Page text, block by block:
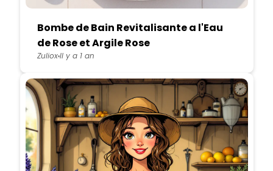
Bombe de Bain Revitalisante a l'Eau
de Rose et Argile Rose
ZulioxIl y a 1 an